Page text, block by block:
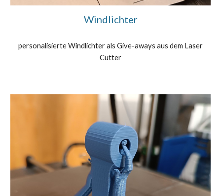
Windlichter
personalisierte Windlichter als Give-aways aus dem Laser
Cutter